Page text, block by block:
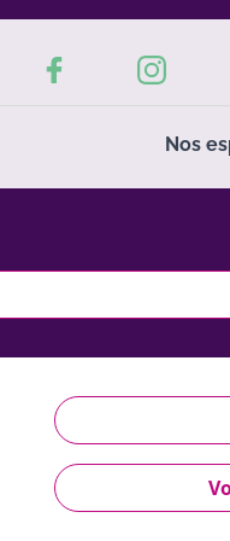
Nos